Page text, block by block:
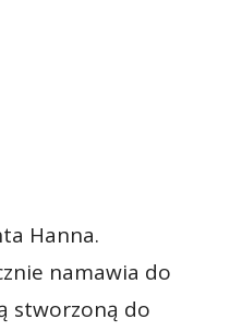
Hanna.
namawia do
stworzoną do